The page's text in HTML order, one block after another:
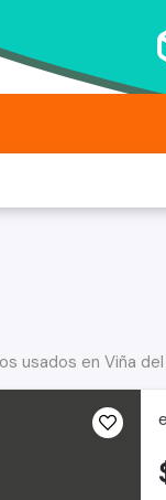
usados en Viña